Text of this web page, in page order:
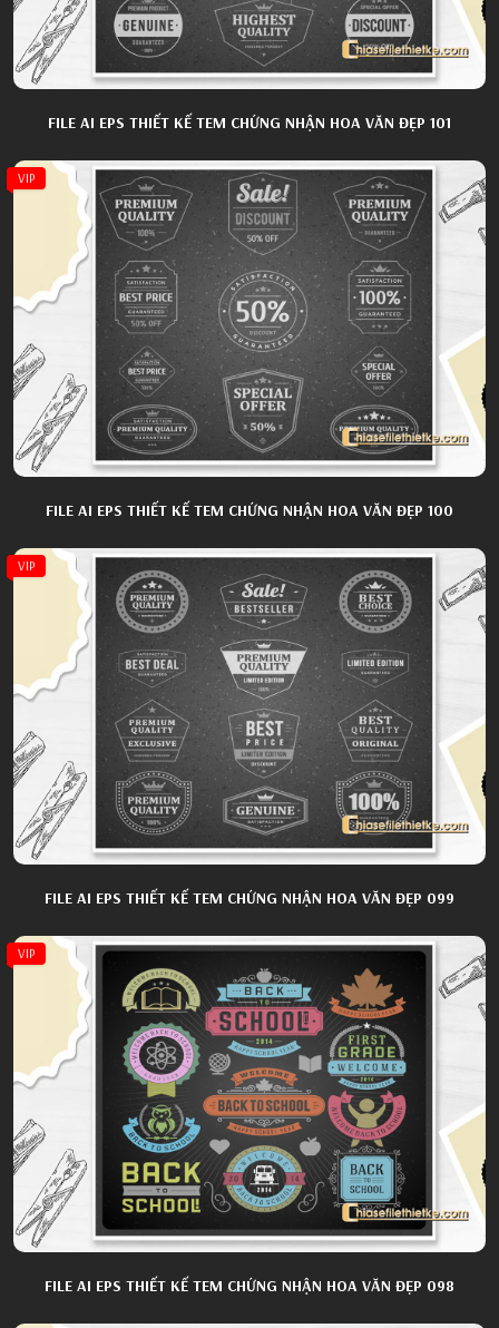
FILE AI EPS THIẾT KẾ TEM CHỨNG NHẬN HOA VĂN ĐẸP 101
VIP
FILE AI EPS THIẾT KẾ TEM CHỨNG NHẬN HOA VĂN ĐẸP 100
VIP
FILE AI EPS THIẾT KẾ TEM CHỨNG NHẬN HOA VĂN ĐẸP 099
VIP
FILE AI EPS THIẾT KẾ TEM CHỨNG NHẬN HOA VĂN ĐẸP 098